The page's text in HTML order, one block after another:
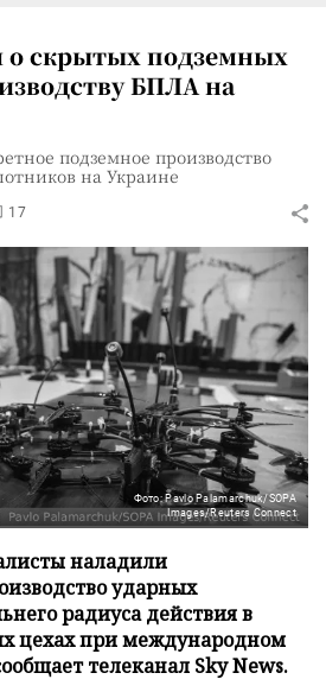
скрытых подземных
БПЛА на
подземное производство
на Украине
17
Фото: Pavlo Palamarchuk/SOPA
Images/Reuters Connect
наладили
ударных
радиуса действия в
цехах при международном
телеканал Sky News.